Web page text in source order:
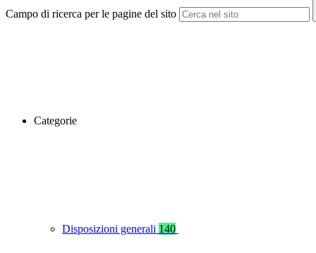
Campo di ricerca per le pagine del sito
Categorie
Disposizioni generali 140